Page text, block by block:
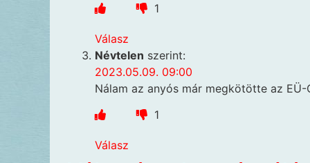
1
Válasz
Névtelen szerint:
2023.05.09. 09:00
Nálam az anyós már megkötötte az
1
Válasz